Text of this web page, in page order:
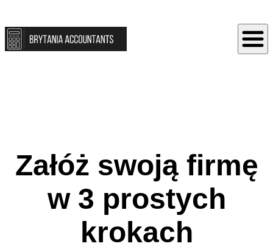
Załóż swoją firmę
w 3 prostych
krokach